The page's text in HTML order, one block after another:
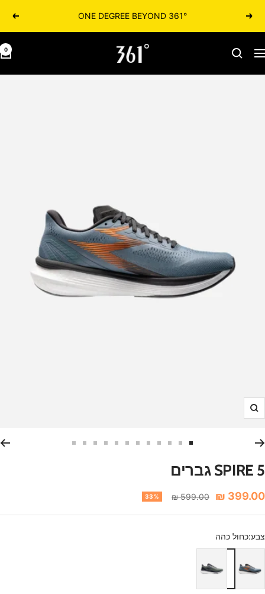
הקודם 361° ONE DEGREE BEYOND הבא
ניווט
361israel.co.il
0
הגדלה
לשקופית
1
לשקופית
2
לשקופית
3
SPIRE 5 גברים
מחיר
הנחה
399.00 ₪
מחיר
599.00 ₪
33%
צבע:כחול כהה
כהה
זית